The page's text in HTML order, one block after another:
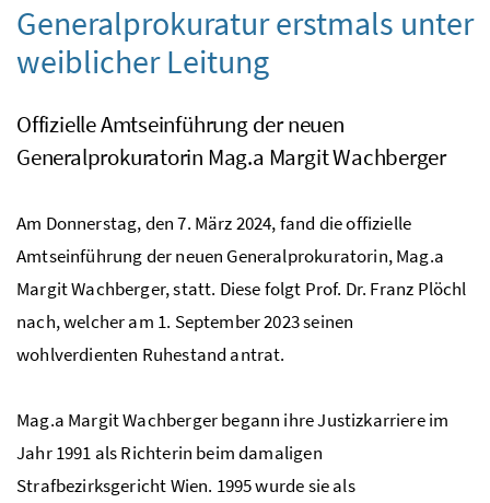
Generalprokuratur erstmals unter
weiblicher Leitung
Offizielle Amtseinführung der neuen
Generalprokuratorin Mag.a Margit Wachberger
Am Donnerstag, den 7. März 2024, fand die offizielle
Amtseinführung der neuen Generalprokuratorin, Mag.a
Margit Wachberger, statt. Diese folgt Prof. Dr. Franz Plöchl
nach, welcher am 1. September 2023 seinen
wohlverdienten Ruhestand antrat.
Mag.a Margit Wachberger begann ihre Justizkarriere im
Jahr 1991 als Richterin beim damaligen
Strafbezirksgericht Wien. 1995 wurde sie als